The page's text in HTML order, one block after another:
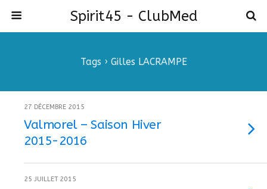
Spirit45 - ClubMed
Tags › Gilles LACRAMPE
27 DÉCEMBRE 2015
Valmorel – Saison Hiver
2015-2016
25 JUILLET 2015